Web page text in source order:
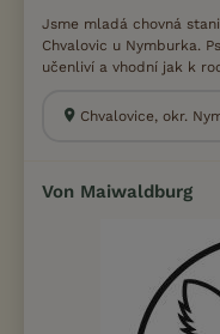
Jsme mladá chovná
Chvalovic u Nymburka.
učenliví a vhodní jak k
Chvalovice, okr.
Von Maiwaldburg